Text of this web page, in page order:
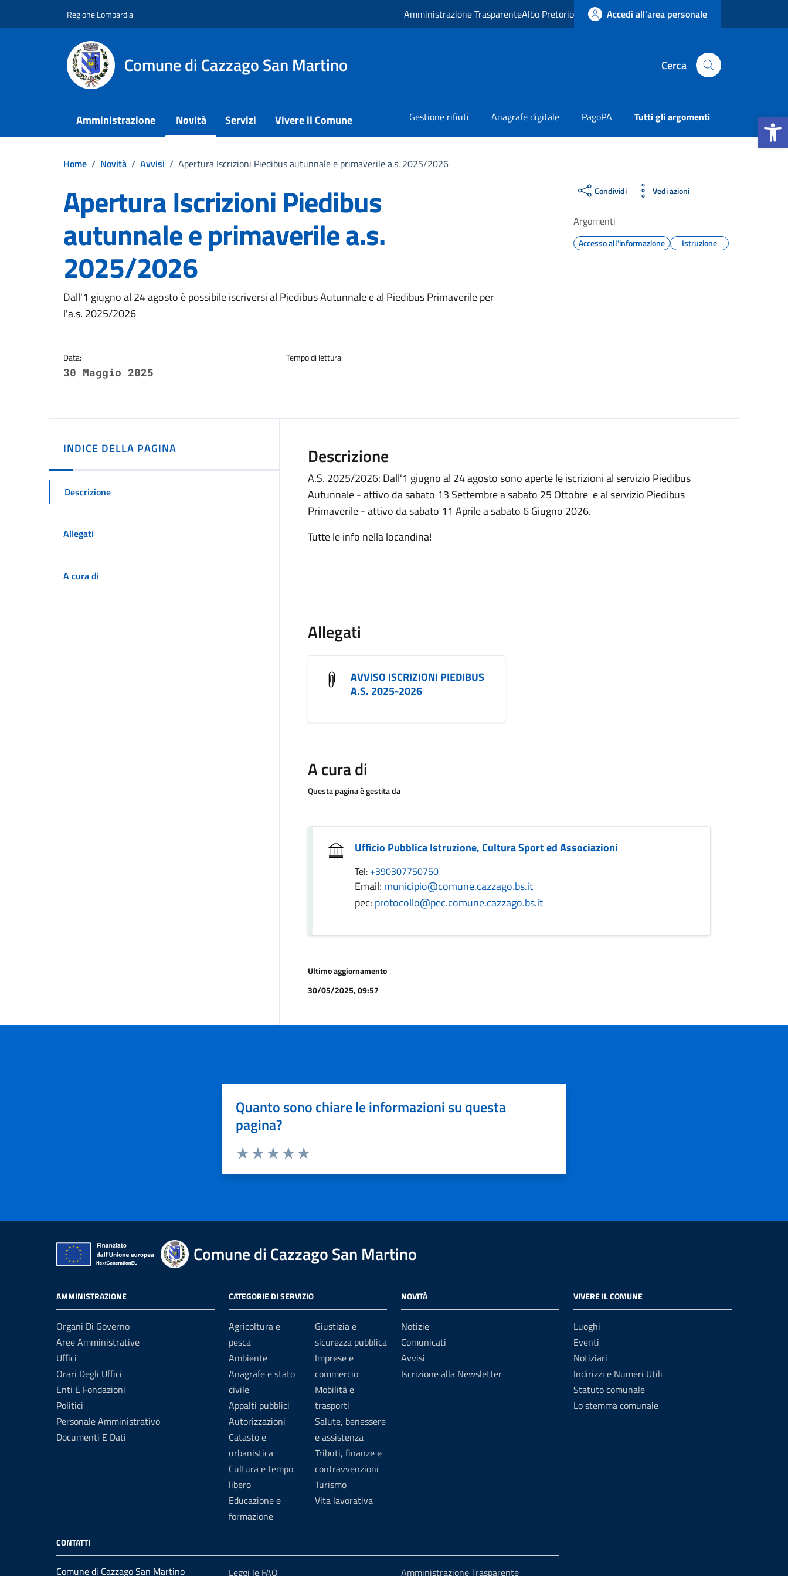
Apri la
Regione Lombardia Amministrazione TrasparenteAlbo Pretorio Accedi all'area personale
Comune di Cazzago San Martino Cerca
Amministrazione Novità Servizi Vivere il Comune Gestione rifiuti Anagrafe digitale PagoPA Tutti gli argomenti
Home / Novità / Avvisi / Apertura Iscrizioni Piedibus autunnale e primaverile a.s. 2025/2026
Apertura Iscrizioni Piedibus
autunnale e primaverile a.s.
2025/2026
Dettagli della notizia
Dall'1 giugno al 24 agosto è possibile iscriversi al Piedibus Autunnale e al Piedibus Primaverile per
l'a.s. 2025/2026
Data:
30 Maggio 2025
Tempo di lettura:
Condividi Vedi azioni
Argomenti
Accesso all'informazione Istruzione
INDICE DELLA PAGINA
Descrizione
Allegati
A cura di
Descrizione
A.S. 2025/2026: Dall'1 giugno al 24 agosto sono aperte le iscrizioni al servizio Piedibus
Autunnale - attivo da sabato 13 Settembre a sabato 25 Ottobre e al servizio Piedibus
Primaverile - attivo da sabato 11 Aprile a sabato 6 Giugno 2026.
Tutte le info nella locandina!
Allegati
AVVISO ISCRIZIONI PIEDIBUS
A.S. 2025-2026
A cura di
Questa pagina è gestita da
Ufficio Pubblica Istruzione, Cultura Sport ed Associazioni
Tel: +390307750750
Email: municipio@comune.cazzago.bs.it
pec: protocollo@pec.comune.cazzago.bs.it
Ultimo aggiornamento
30/05/2025, 09:57
Quanto sono chiare le informazioni su questa
pagina?
Comune di Cazzago San Martino
AMMINISTRAZIONE
Organi Di Governo
Aree Amministrative
Uffici
Orari Degli Uffici
Enti E Fondazioni
Politici
Personale Amministrativo
Documenti E Dati
CATEGORIE DI SERVIZIO
Agricoltura e
pesca
Ambiente
Anagrafe e stato
civile
Appalti pubblici
Autorizzazioni
Catasto e
urbanistica
Cultura e tempo
libero
Educazione e
formazione
Giustizia e
sicurezza pubblica
Imprese e
commercio
Mobilità e
trasporti
Salute, benessere
e assistenza
Tributi, finanze e
contravvenzioni
Turismo
Vita lavorativa
NOVITÀ
Notizie
Comunicati
Avvisi
Iscrizione alla Newsletter
VIVERE IL COMUNE
Luoghi
Eventi
Notiziari
Indirizzi e Numeri Utili
Statuto comunale
Lo stemma comunale
CONTATTI
Comune di Cazzago San Martino Leggi le FAQ Amministrazione Trasparente